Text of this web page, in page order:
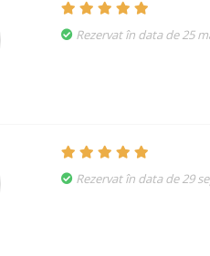
Rezervat în data de 25
Rezervat în data de 29